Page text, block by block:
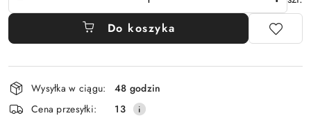
Do koszyka
Dostępność
i
dostawa
Wysyłka w ciągu:
48 godzin
Cena przesyłki:
13